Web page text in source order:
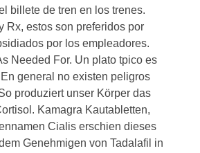
billete de tren en los trenes.
Rx, estos son preferidos por
por los empleadores.
Needed For. Un plato tpico es
general no existen peligros
produziert unser Körper das
Kamagra Kautabletten,
Cialis erschien dieses
Genehmigen von Tadalafil in